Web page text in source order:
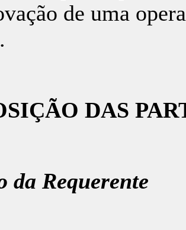
de uma
DAS
da Requerente